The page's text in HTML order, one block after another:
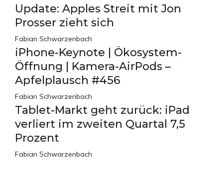
Update: Apples Streit mit Jon
Prosser zieht sich
Fabian Schwarzenbach
iPhone-Keynote | Ökosystem-
Öffnung | Kamera-AirPods –
Apfelplausch #456
Fabian Schwarzenbach
Tablet-Markt geht zurück: iPad
verliert im zweiten Quartal 7,5
Prozent
Fabian Schwarzenbach